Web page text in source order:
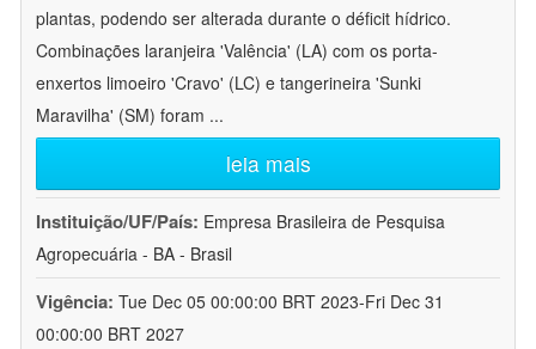
plantas, podendo ser alterada durante o déficit hídrico.
Combinações laranjeira 'Valência' (LA) com os porta-
enxertos limoeiro 'Cravo' (LC) e tangerineira 'Sunki
Maravilha' (SM) foram ...
leia mais
Instituição/UF/País: Empresa Brasileira de Pesquisa
Agropecuária - BA - Brasil
Vigência: Tue Dec 05 00:00:00 BRT 2023-Fri Dec 31
00:00:00 BRT 2027